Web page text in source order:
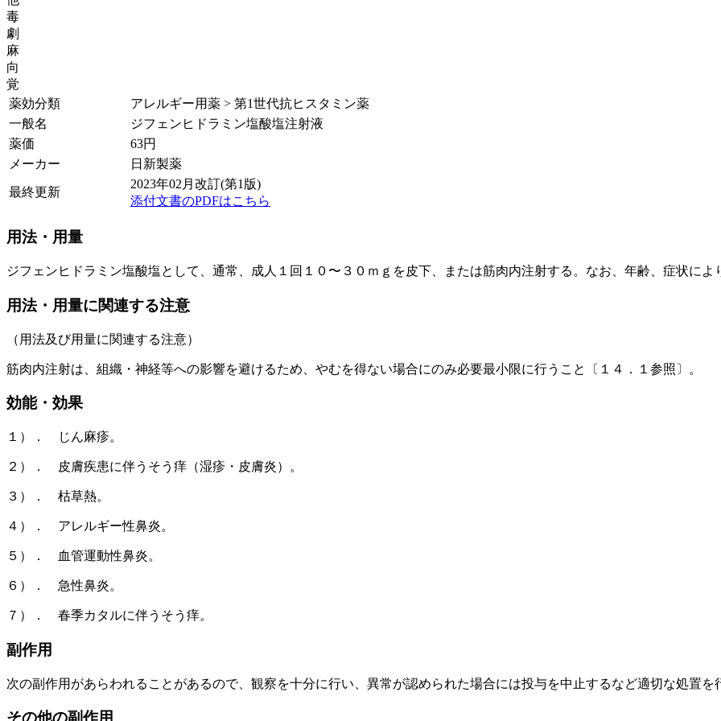
毒
劇
麻
向
覚
薬効分類
アレルギー用薬 > 第1世代抗ヒスタミン薬
一般名
ジフェンヒドラミン塩酸塩注射液
薬価
63円
メーカー
日新製薬
最終更新
2023年02月改訂(第1版)
添付文書のPDFはこちら
用法・用量
ジフェンヒドラミン塩酸塩として、通常、成人１回１０〜３０ｍｇを皮下、または筋肉内注射する。なお、年齢、症状によ
用法・用量に関連する注意
（用法及び用量に関連する注意）
筋肉内注射は、組織・神経等への影響を避けるため、やむを得ない場合にのみ必要最小限に行うこと〔１４．１参照〕。
効能・効果
１）． じん麻疹。
２）． 皮膚疾患に伴うそう痒（湿疹・皮膚炎）。
３）． 枯草熱。
４）． アレルギー性鼻炎。
５）． 血管運動性鼻炎。
６）． 急性鼻炎。
７）． 春季カタルに伴うそう痒。
副作用
次の副作用があらわれることがあるので、観察を十分に行い、異常が認められた場合には投与を中止するなど適切な処置を
その他の副作用